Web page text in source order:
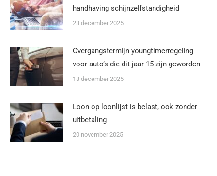
handhaving schijnzelfstandigheid
23 december 2025
Overgangstermijn youngtimerregeling
voor auto’s die dit jaar 15 zijn geworden
18 december 2025
Loon op loonlijst is belast, ook zonder
uitbetaling
20 november 2025